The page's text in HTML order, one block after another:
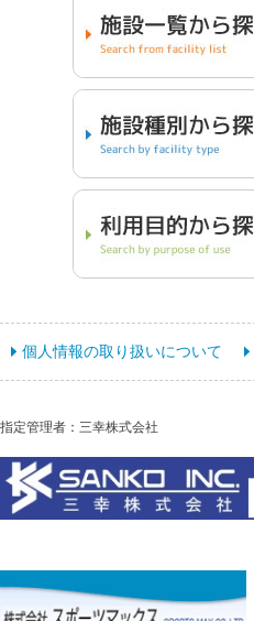
個人情報の取り扱いについて
指定管理者：三幸株式会社